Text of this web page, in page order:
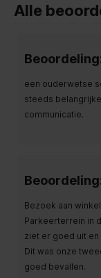
Alle
een ouderwetse
steeds
communicatie.
Bezoek aan
Parkeerterrein in
ziet er goed uit
Dit was onze
goed bevallen.